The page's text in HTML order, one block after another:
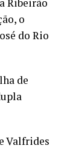
o
do Rio
de
Valfrides